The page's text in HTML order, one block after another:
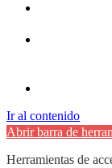
Ir al contenido
Abrir barra de
Herramientas de